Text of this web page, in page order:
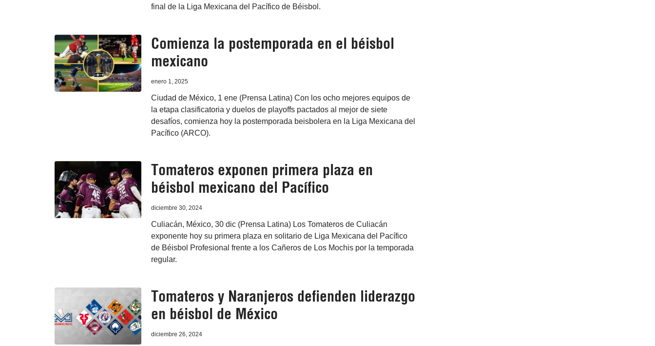
final de la Liga Mexicana del Pacífico de Béisbol.
Comienza la postemporada en el béisbol
mexicano
enero 1, 2025
Ciudad de México, 1 ene (Prensa Latina) Con los ocho mejores equipos de
la etapa clasificatoria y duelos de playoffs pactados al mejor de siete
desafíos, comienza hoy la postemporada beisbolera en la Liga Mexicana del
Pacífico (ARCO).
Tomateros exponen primera plaza en
béisbol mexicano del Pacífico
diciembre 30, 2024
Culiacán, México, 30 dic (Prensa Latina) Los Tomateros de Culiacán
exponente hoy su primera plaza en solitario de Liga Mexicana del Pacífico
de Béisbol Profesional frente a los Cañeros de Los Mochis por la temporada
regular.
Tomateros y Naranjeros defienden liderazgo
en béisbol de México
diciembre 26, 2024